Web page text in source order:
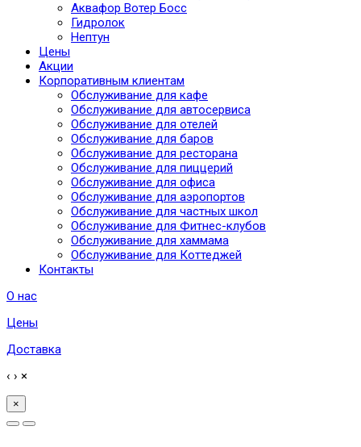
Аквафор Вотер Босс
Гидролок
Нептун
Цены
Акции
Корпоративным клиентам
Обслуживание для кафе
Обслуживание для автосервиса
Обслуживание для отелей
Обслуживание для баров
Обслуживание для ресторана
Обслуживание для пиццерий
Обслуживание для офиса
Обслуживание для аэропортов
Обслуживание для частных школ
Обслуживание для Фитнес-клубов
Обслуживание для хаммама
Обслуживание для Коттеджей
Контакты
О нас
Цены
Доставка
‹ › ×
×